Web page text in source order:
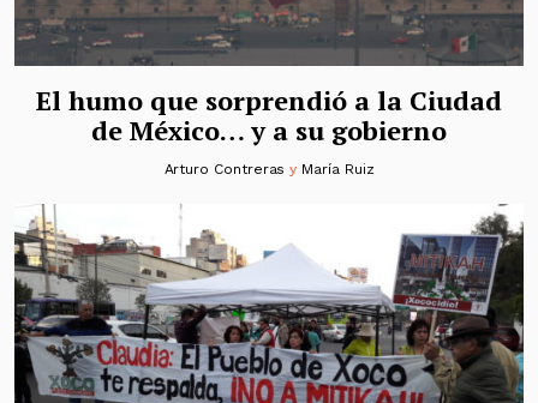
El humo que sorprendió a la Ciudad
de México… y a su gobierno
Arturo Contreras y María Ruiz